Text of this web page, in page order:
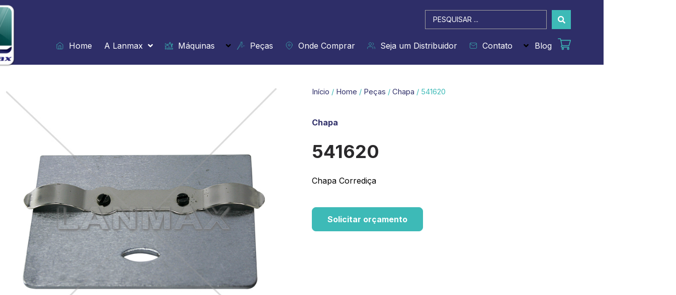
Ir
para
o
conteúdo
Pesquisar
...
Home
A Lanmax Máquinas Peças Onde Comprar Seja um Distribuidor Contato Blog
Início / Home / Peças / Chapa / 541620
Chapa
541620
Chapa Corrediça
Solicitar orçamento